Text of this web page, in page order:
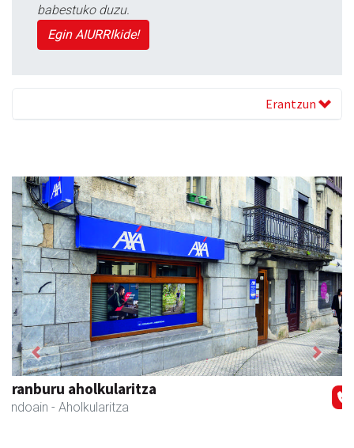
babestuko duzu.
Egin AIURRIkide!
Erantzun
Xixori belar-denda
Andoain - Belar-denda
Previous Next